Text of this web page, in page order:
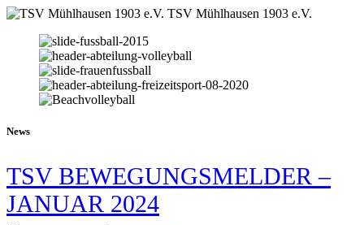
TSV Mühlhausen 1903 e.V.
News
TSV BEWEGUNGSMELDER –
JANUAR 2024